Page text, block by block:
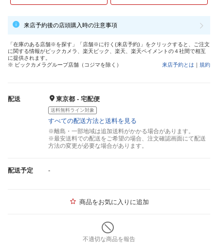
来店予約後の店頭購入時の注意事項
「在庫のある店舗※を探す」「店舗※に行く(来店予約)」をクリックすると、ご注文
に関する情報がビックカメラ、楽天ビック、楽天、楽天ペイメントの４社間で相互
に提供されます。
※ ビックカメラグループ店舗（コジマを除く）
来店予約とは ｜ 規約
配送 東京都 - 宅配便
送料無料ライン対象
すべての配送方法と送料を見る
※離島・一部地域は追加送料がかかる場合があります。
※最安送料での配送をご希望の場合、注文確認画面にて配送
方法の変更が必要な場合があります。
配送予定 -
商品をお気に入りに追加
不適切な商品を報告